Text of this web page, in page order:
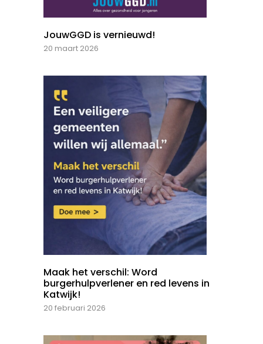
JouwGGD is vernieuwd!
20 maart 2026
Maak het verschil: Word
burgerhulpverlener en red levens in
Katwijk!
20 februari 2026